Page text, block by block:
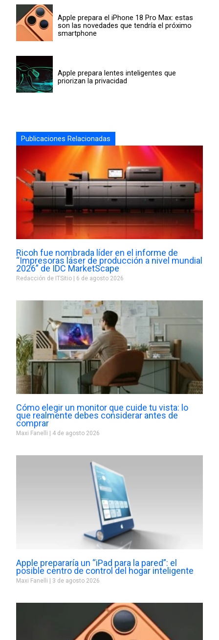
Apple prepara el iPhone 18 Pro Max: estas
son las novedades que tendría el próximo
smartphone
Apple prepara lentes inteligentes que
priorizan la privacidad
Publicaciones Relacionadas
Ricoh fue nombrada líder en el informe de
“Impresoras láser de producción a nivel mundial
2026” de IDC MarketScape
Redacción de ITSitio 6 de agosto 2026
Cómo elegir un monitor que cuide tu vista: lo
que realmente debes considerar antes de
comprar
Maxi Fanelli 4 de agosto 2026
Apple prepararía un “iPad para la pared”: el
posible centro de control del hogar inteligente
Maxi Fanelli 3 de agosto 2026